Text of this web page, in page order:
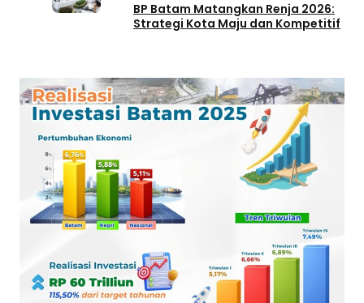
BP Batam Matangkan Renja 2026:
Strategi Kota Maju dan Kompetitif